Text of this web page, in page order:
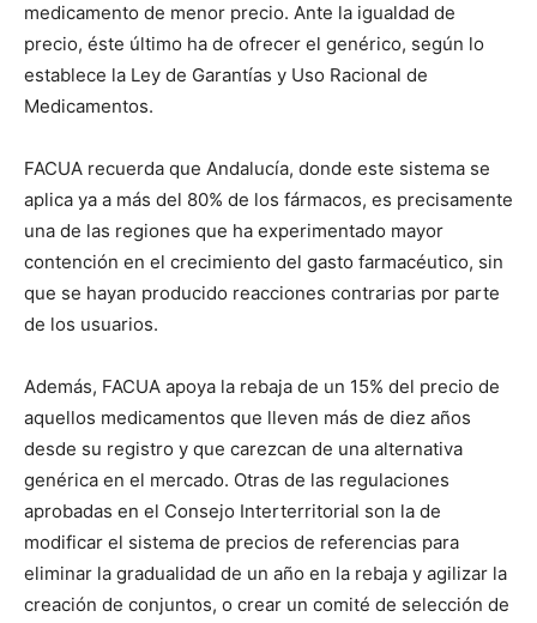
medicamento de menor precio. Ante la igualdad de
precio, éste último ha de ofrecer el genérico, según lo
establece la Ley de Garantías y Uso Racional de
Medicamentos.
FACUA recuerda que Andalucía, donde este sistema se
aplica ya a más del 80% de los fármacos, es precisamente
una de las regiones que ha experimentado mayor
contención en el crecimiento del gasto farmacéutico, sin
que se hayan producido reacciones contrarias por parte
de los usuarios.
Además, FACUA apoya la rebaja de un 15% del precio de
aquellos medicamentos que lleven más de diez años
desde su registro y que carezcan de una alternativa
genérica en el mercado. Otras de las regulaciones
aprobadas en el Consejo Interterritorial son la de
modificar el sistema de precios de referencias para
eliminar la gradualidad de un año en la rebaja y agilizar la
creación de conjuntos, o crear un comité de selección de